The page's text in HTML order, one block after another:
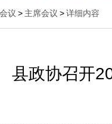
常委会议
议 > 主席会议 >详细内容
县政协召开